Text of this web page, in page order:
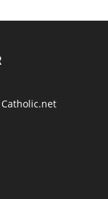
Catholic.net